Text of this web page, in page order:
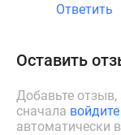
Ответить
Оставить
Добавьте
сначала
автоматически